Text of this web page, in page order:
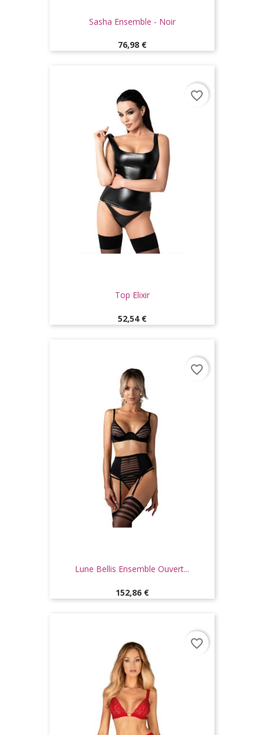
Sasha Ensemble - Noir
Prix
76,98 €
Top Elixir
Prix
52,54 €
favorite_border
Lune Bellis Ensemble Ouvert...
Prix
152,86 €
favorite_border
favorite_border